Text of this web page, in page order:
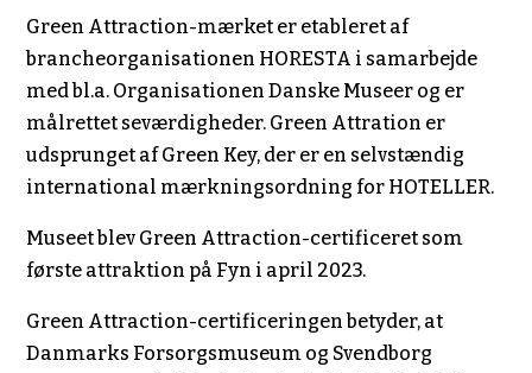
Green Attraction-mærket er etableret af
brancheorganisationen HORESTA i samarbejde
med bl.a. Organisationen Danske Museer og er
målrettet seværdigheder. Green Attration er
udsprunget af Green Key, der er en selvstændig
international mærkningsordning for HOTELLER.
Museet blev Green Attraction-certificeret som
første attraktion på Fyn i april 2023.
Green Attraction-certificeringen betyder, at
Danmarks Forsorgsmuseum og Svendborg